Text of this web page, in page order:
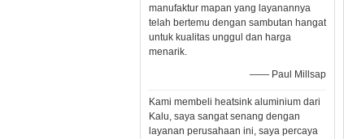
manufaktur mapan yang layanannya
telah bertemu dengan sambutan hangat
untuk kualitas unggul dan harga
menarik.
—— Paul Millsap
Kami membeli heatsink aluminium dari
Kalu, saya sangat senang dengan
layanan perusahaan ini, saya percaya